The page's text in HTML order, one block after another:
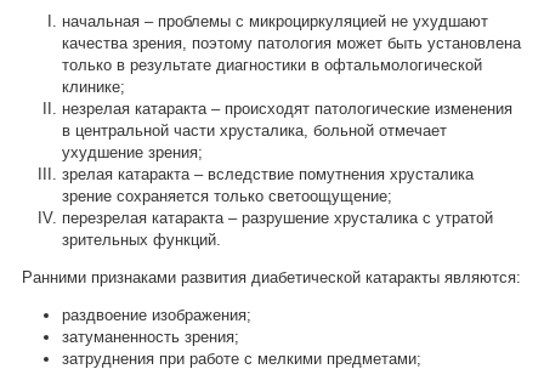
начальная – проблемы с микроциркуляцией не ухудшают
качества зрения, поэтому патология может быть установлена
только в результате диагностики в офтальмологической
клинике;
незрелая катаракта – происходят патологические изменения
в центральной части хрусталика, больной отмечает
ухудшение зрения;
зрелая катаракта – вследствие помутнения хрусталика
зрение сохраняется только светоощущение;
перезрелая катаракта – разрушение хрусталика с утратой
зрительных функций.
Ранними признаками развития диабетической катаракты являются:
раздвоение изображения;
затуманенность зрения;
затруднения при работе с мелкими предметами;